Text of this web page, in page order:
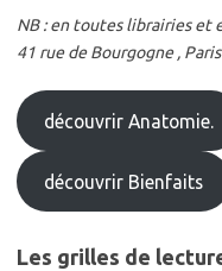
NB :en toutes librairies et
41 rue de Bourgogne ,
découvrir Anatomie.
découvrir Bienfaits
Les grilles de